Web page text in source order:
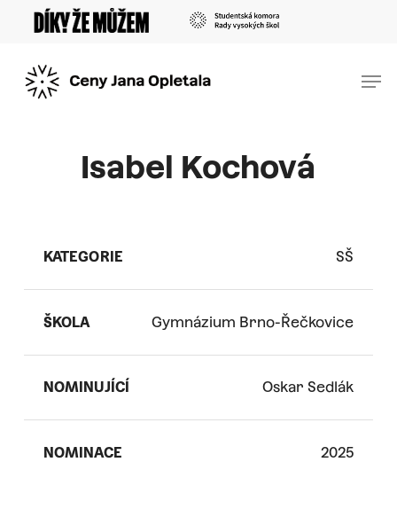
content
Isabel Kochová
KATEGORIE SŠ
ŠKOLA Gymnázium Brno-Řečkovice
NOMINUJÍCÍ Oskar Sedlák
NOMINACE 2025